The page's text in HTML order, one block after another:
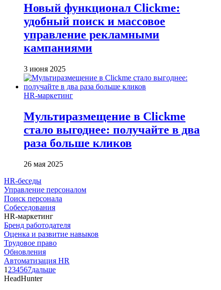
Новый функционал Clickme:
удобный поиск и массовое
управление рекламными
кампаниями
3 июня 2025
HR-маркетинг
Мультиразмещение в Clickme
стало выгоднее: получайте в два
раза больше кликов
26 мая 2025
HR-беседы
Управление персоналом
Поиск персонала
Собеседования
HR-маркетинг
Бренд работодателя
Оценка и развитие навыков
Трудовое право
Обновления
Автоматизация HR
1 234567дальше
HeadHunter